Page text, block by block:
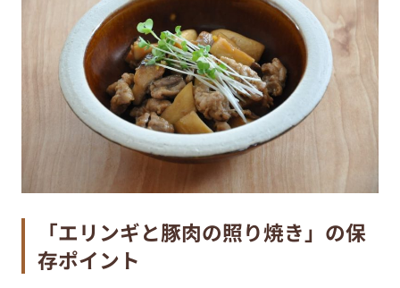
「エリンギと豚肉の照り焼き」の保
存ポイント